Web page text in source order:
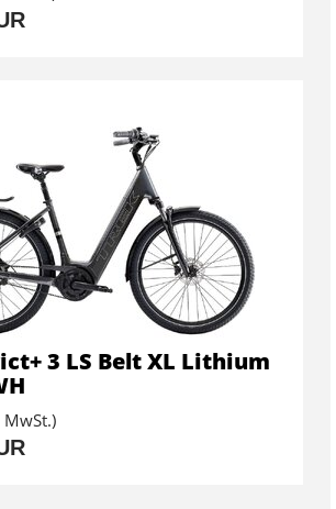
3 LS Belt XL Lithium